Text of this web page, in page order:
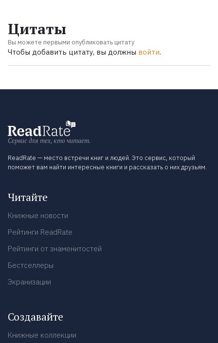
Цитаты
Вы можете первыми опубликовать цитату
Чтобы добавить цитату, вы должны войти.
Сервис для тех, кто читает.
ReadRate — место встречи книг и людей. Это сервис, который
поможет вам найти интересные книги и рассказать о них друзьям.
Читайте
Книжные новости
Рейтинги ReadRate
Рейтинги от знаменитостей
Бестселлеры
Экранизации
Создавайте
Книжные коллекции